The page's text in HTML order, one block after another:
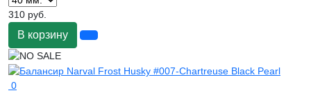
310 руб.
В корзину
0